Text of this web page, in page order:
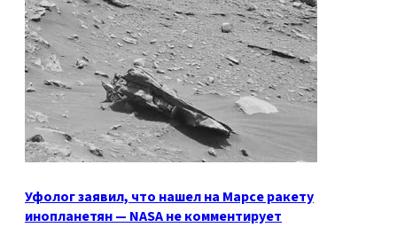
Уфолог заявил, что нашел на Марсе ракету
инопланетян — NASA не комментирует